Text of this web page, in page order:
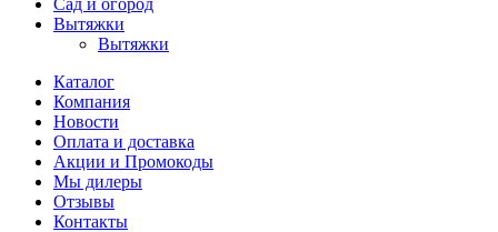
Сад и огород
Вытяжки
Вытяжки
Каталог
Компания
Новости
Оплата и доставка
Акции и Промокоды
Мы дилеры
Отзывы
Контакты